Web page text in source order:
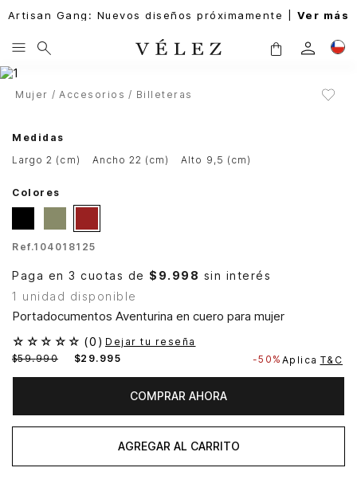
Artisan Gang: Nuevos diseños próximamente | Ver más
Mujer Accesorios Billeteras
Medidas
largo 2 (cm)
ancho 22 (cm) alto 9,5 (cm)
Colores
Ref.104018125
Paga en 3 cuotas de $9.998 sin interés
1 unidad disponible
Portadocumentos Aventurina en cuero para mujer
☆ ☆ ☆ ☆ ☆ (0 ) Dejar tu reseña
$59.990 $29. 995 -50% Aplica T&C
COMPRAR AHORA
AGREGAR AL CARRITO